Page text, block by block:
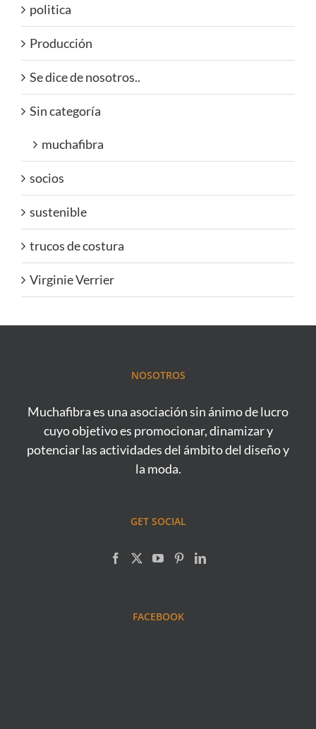
politica
Producción
Se dice de nosotros..
Sin categoría
muchafibra
socios
sustenible
trucos de costura
Virginie Verrier
NOSOTROS
Muchafibra es una asociación sin ánimo de lucro
cuyo objetivo es promocionar, dinamizar y
potenciar las actividades del ámbito del diseño y
la moda.
GET SOCIAL
FACEBOOK